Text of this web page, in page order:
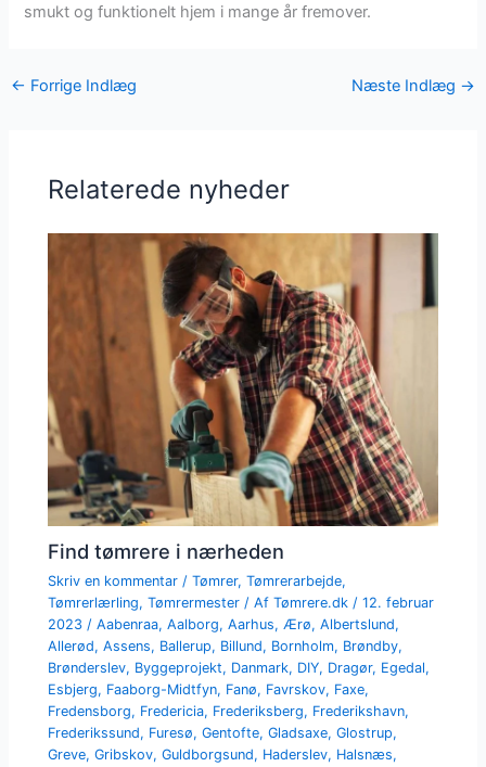
smukt og funktionelt hjem i mange år fremover.
← Forrige Indlæg Næste Indlæg →
Relaterede nyheder
Find tømrere i nærheden
Skriv en kommentar /Tømrer,Tømrerarbejde,
Tømrerlærling,Tømrermester / AfTømrere.dk/12. februar
2023/Aabenraa,Aalborg,Aarhus,Ærø,Albertslund,
Allerød,Assens, Ballerup, Billund, Bornholm, Brøndby,
Brønderslev, Byggeprojekt, Danmark, DIY, Dragør, Egedal,
Esbjerg, Faaborg-Midtfyn, Fanø, Favrskov, Faxe,
Fredensborg, Fredericia, Frederiksberg, Frederikshavn,
Frederikssund, Furesø,Gentofte,Gladsaxe,Glostrup,
Greve,Gribskov,Guldborgsund, Haderslev, Halsnæs,